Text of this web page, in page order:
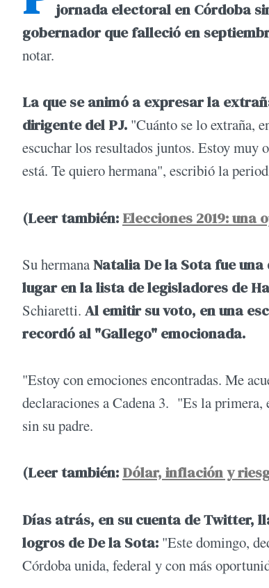
jornada electoral en Córdoba
gobernador que falleció en
notar.
La que se animó a expresar la
dirigente del PJ. "Cuánto se lo extraña,
escuchar los resultados juntos. Estoy muy
está. Te quiero hermana", escribió la
(Leer también: Elecciones 2019: una
Su hermanaNatalia De la Sota fue
lugar en la lista de legisladores de
Schiaretti. Al emitir su voto, en una
recordó al "Gallego" emocionada.
"Estoy con emociones encontradas. Me
declaraciones a Cadena 3. "Es la
sin su padre.
(Leer también: Dólar, inflación y
Días atrás, en su cuenta de Twitter,
logros de De la Sota: "Este domingo,
Córdoba unida, federal y con más